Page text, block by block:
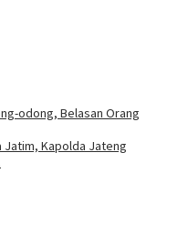
odong, Belasan Orang
Jatim, Kapolda Jateng